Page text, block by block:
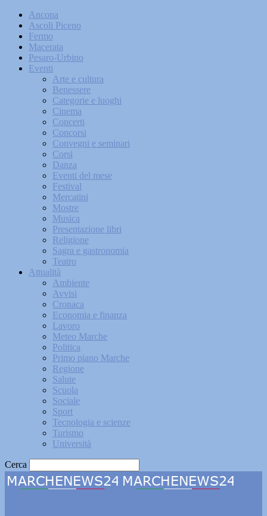
Ancona
Ascoli Piceno
Fermo
Macerata
Pesaro-Urbino
Eventi
Arte e cultura
Benessere
Categorie e luoghi
Cinema
Concerti
Concorsi
Convegni e seminari
Corsi
Danza
Eventi del mese
Festival
Mercatini
Mostre
Musica
Presentazione libri
Religione
Sagra e gastronomia
Teatro
Attualità
Ambiente
Avvisi
Cronaca
Economia e finanza
Lavoro
Meteo Marche
Politica
Primo piano Marche
Regione
Salute
Scuola
Sociale
Sport
Tecnologia e scienze
Turismo
Università
Cerca